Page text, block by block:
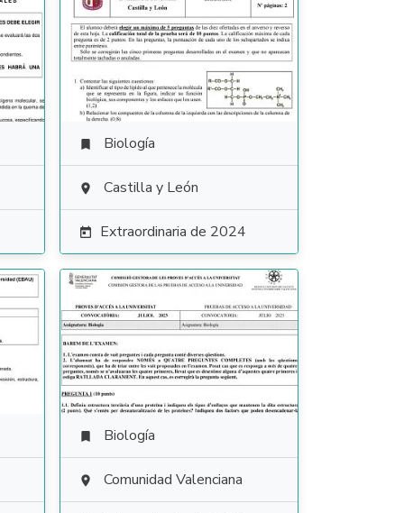
 Biología
 Castilla y León
 Extraordinaria de 2024
 Biología
 Comunidad Valenciana